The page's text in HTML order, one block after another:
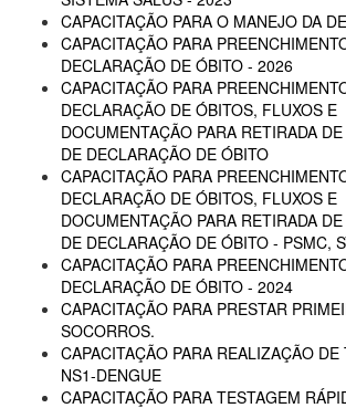
CAPACITAÇÃO PARA O MANEJO DA
CAPACITAÇÃO PARA
DECLARAÇÃO DE ÓBITO - 2026
CAPACITAÇÃO PARA
DECLARAÇÃO DE ÓBITOS, FLUXOS E
DOCUMENTAÇÃO PARA RETIRADA
DE DECLARAÇÃO DE ÓBITO
CAPACITAÇÃO PARA
DECLARAÇÃO DE ÓBITOS, FLUXOS E
DOCUMENTAÇÃO PARA RETIRADA
DE DECLARAÇÃO DE ÓBITO - PSMC,
CAPACITAÇÃO PARA
DECLARAÇÃO DE ÓBITO - 2024
CAPACITAÇÃO PARA PRESTAR
SOCORROS.
CAPACITAÇÃO PARA REALIZAÇÃO
NS1-DENGUE
CAPACITAÇÃO PARA TESTAGEM